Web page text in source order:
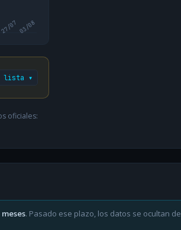
27/07 03/08
lista ▾
oficiales:
. Pasado ese plazo, los datos se ocultan de